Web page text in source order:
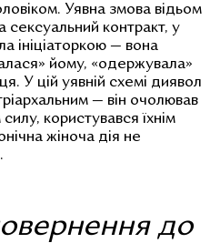
Уявна змова відьом
контракт, у
ініціаторкою — вона
йому, «одержувала»
У цій уявній схемі диявол
— він очолював
користувався їхнім
жіноча дія не
до